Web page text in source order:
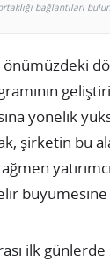
bağlantıları
önümüzdeki
yönelik
şirketin bu
büyümesine
ilk